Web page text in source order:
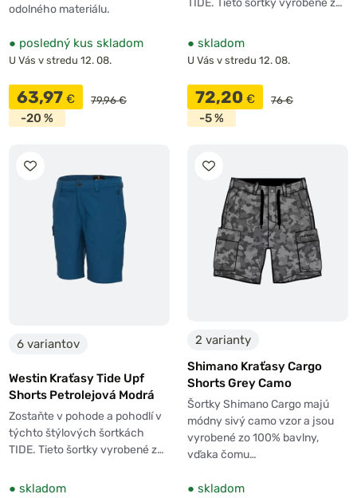
odolného materiálu.
● posledný kus skladom
U Vás v stredu 12. 08.
63,97 € 79,96 €
-20 %
TIDE. Tieto šortky vyrobené z…
● skladom
U Vás v stredu 12. 08.
72,20 € 76 €
-5 %
6 variantov
Westin Kraťasy Tide Upf
Shorts Petrolejová Modrá
Zostaňte v pohode a pohodlí v
týchto štýlových šortkách
TIDE. Tieto šortky vyrobené z…
● skladom
2 varianty
Shimano Kraťasy Cargo
Shorts Grey Camo
Šortky Shimano Cargo majú
módny sivý camo vzor a jsou
vyrobené zo 100% bavlny,
vďaka čomu…
● skladom